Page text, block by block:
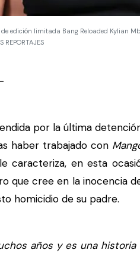
edición limitada Bang Reloaded Kylian
por la última
haber trabajado con
caracteriza, en esta
que cree en la inocencia
homicidio de su padre.
años y es una